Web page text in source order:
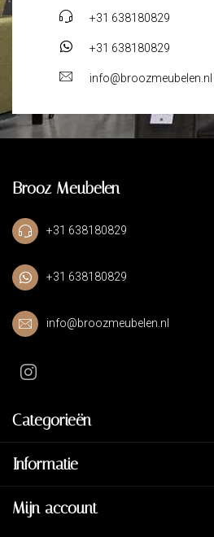
+31 638180829
+31 638180829
info@broozmeubelen.nl
Brooz Meubelen
+31 638180829
+31 638180829
info@broozmeubelen.nl
Categorieën
Informatie
Mijn account